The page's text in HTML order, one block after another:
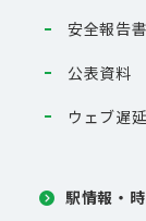
安全報告書
公表資料
ウェブ遅
駅情報・